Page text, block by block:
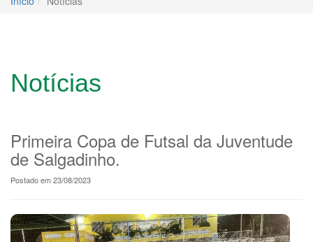
Notícias
Primeira Copa de Futsal da Juventude
de Salgadinho.
Postado em 23/08/2023